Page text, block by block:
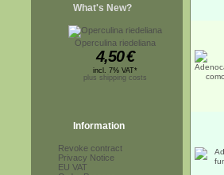
What's New?
Operculina riedeliana
4,50€
incl. 7% VAT*
plus shipping costs
Information
Revoke contract
Privacy Notice
EU VAT